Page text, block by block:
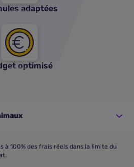
adaptées
optimisé
à 100% des frais réels dans la limite du